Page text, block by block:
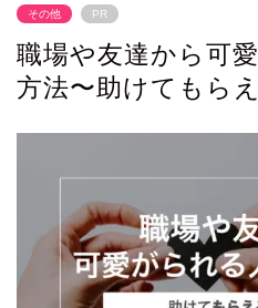
その他 PR
職場や友達から可
方法〜助けてもら